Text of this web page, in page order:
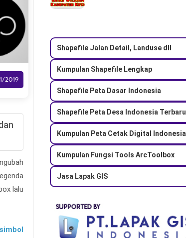
2019
lalu
Shapefile Jalan Detail, Landuse dll
Kumpulan Shapefile Lengkap
Shapefile Peta Dasar Indonesia
Shapefile Peta Desa Indonesia Terbaru
Kumpulan Peta Cetak Digital Indonesia
Kumpulan Fungsi Tools ArcToolbox
Jasa Lapak GIS